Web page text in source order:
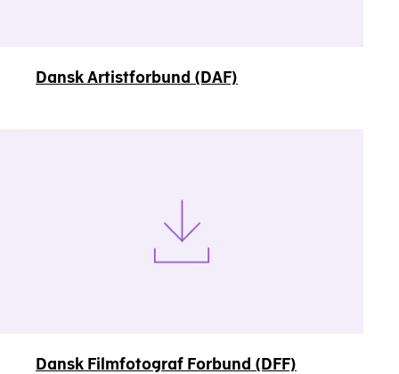
Dansk Artistforbund (DAF)
Dansk Filmfotograf Forbund (DFF)